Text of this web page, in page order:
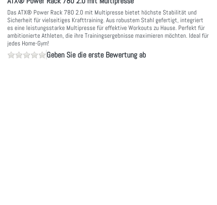
Das ATX® Power Rack 780 2.0 mit Multipresse bietet höchste Stabilität und
Sicherheit für vielseitiges Krafttraining. Aus robustem Stahl gefertigt, integriert
es eine leistungsstarke Multipresse für effektive Workouts zu Hause. Perfekt für
ambitionierte Athleten, die ihre Trainingsergebnisse maximieren möchten. Ideal für
jedes Home-Gym!
Geben Sie die erste Bewertung ab